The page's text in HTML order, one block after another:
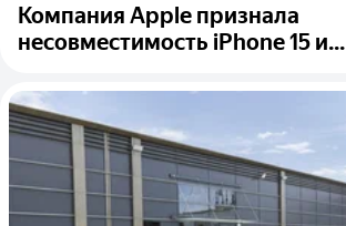
Компания Apple признала
несовместимость iPhone 15 и...